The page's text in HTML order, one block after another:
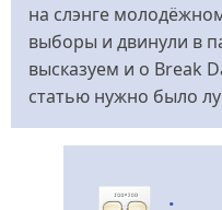
на слэнге
выборы и двинули в
высказуем и о Break
статью нужно было
.